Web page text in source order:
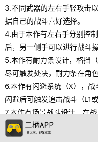
3.不同武器的左右手轻攻击
据自己的战斗喜好选择。
4.由于本作有左右手分别控
后，另一侧手可以进行战斗操
5.本作有耐力条设计，格挡
尽可触发处决，耐力条在角
6.本作有闪避系统（X），
闪避后可触发追击战斗（L1或
7.本作有场景战斗设计，在
道具进行互动战斗。
8.本作共有拳头加12种武器